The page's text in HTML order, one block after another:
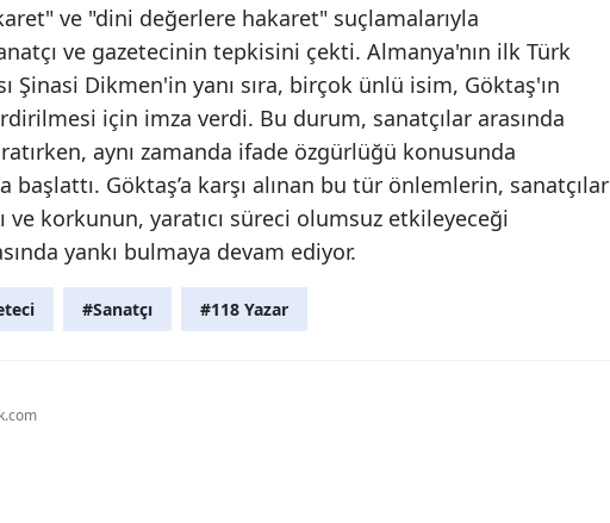
ve "dini değerlere hakaret" suçlamalarıyla
ve gazetecinin tepkisini çekti. Almanya'nın ilk Türk
Şinasi Dikmen'in yanı sıra, birçok ünlü isim, Göktaş'ın
için imza verdi. Bu durum, sanatçılar arasında
aynı zamanda ifade özgürlüğü konusunda
başlattı. Göktaş’a karşı alınan bu tür önlemlerin, sanatçılar
ve korkunun, yaratıcı süreci olumsuz etkileyeceği
yankı bulmaya devam ediyor.
#Sanatçı #118 Yazar